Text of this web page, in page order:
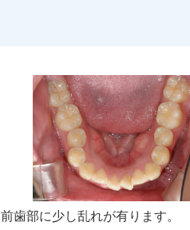
前歯部に少し乱れが有ります。